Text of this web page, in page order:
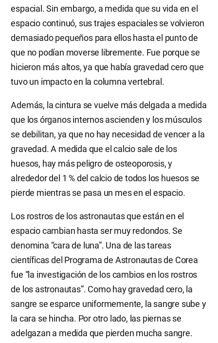
espacial. Sin embargo, a medida que su vida en el
espacio continuó, sus trajes espaciales se volvieron
demasiado pequeños para ellos hasta el punto de
que no podían moverse libremente. Fue porque se
hicieron más altos, ya que había gravedad cero que
tuvo un impacto en la columna vertebral.
Además, la cintura se vuelve más delgada a medida
que los órganos internos ascienden y los músculos
se debilitan, ya que no hay necesidad de vencer a la
gravedad. A medida que el calcio sale de los
huesos, hay más peligro de osteoporosis, y
alrededor del 1 % del calcio de todos los huesos se
pierde mientras se pasa un mes en el espacio.
Los rostros de los astronautas que están en el
espacio cambian hasta ser muy redondos. Se
denomina “cara de luna”. Una de las tareas
científicas del Programa de Astronautas de Corea
fue “la investigación de los cambios en los rostros
de los astronautas”. Como hay gravedad cero, la
sangre se esparce uniformemente, la sangre sube y
la cara se hincha. Por otro lado, las piernas se
adelgazan a medida que pierden mucha sangre.